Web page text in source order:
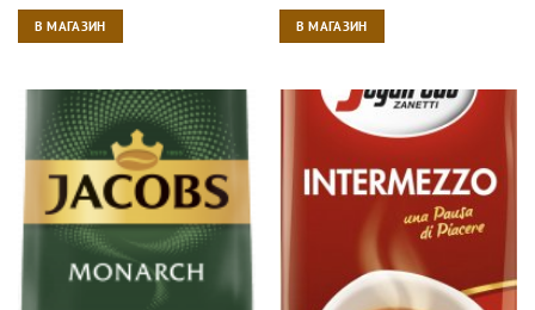
В МАГАЗИН В МАГАЗИН